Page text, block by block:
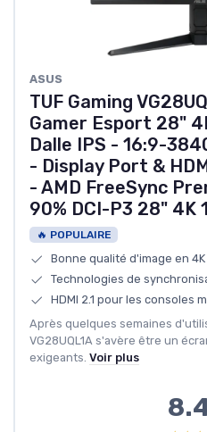
‎ASUS
TUF Gaming
Gamer Esport 28"
Dalle IPS - 16:9-
- Display Port &
- AMD FreeSync
90% DCI-P3 28" 4K
🔥 POPULAIRE
Bonne qualité d'image en 4K
Technologies de
HDMI 2.1 pour les consoles
Après quelques semaines
VG28UQL1A s'avère être un
exigeants. Voir plus